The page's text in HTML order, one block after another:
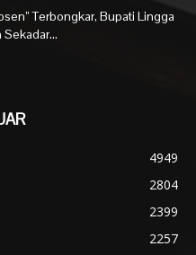
Terbongkar, Bupati Lingga
Sekadar...
4949
2804
2399
2257